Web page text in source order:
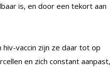
is, en door een tekort aan
vaccin zijn ze daar tot op
en zich constant aanpast,